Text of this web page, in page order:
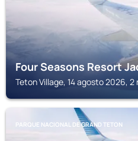
Four Seasons Resort
Teton Village, 14 agosto 2026, 2
PARQUE NACIONAL DE GRAND TETON